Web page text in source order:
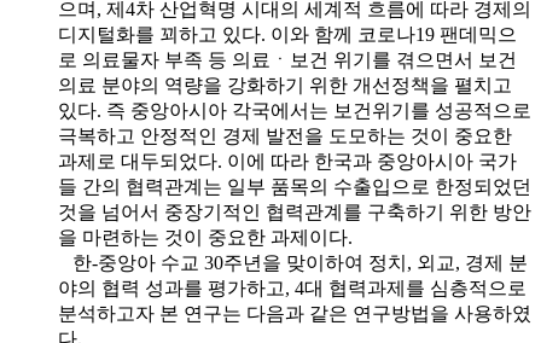
으며, 제4차 산업혁명 시대의 세계적 흐름에 따라 경제의
디지털화를 꾀하고 있다. 이와 함께 코로나19 팬데믹으
로 의료물자 부족 등 의료ㆍ보건 위기를 겪으면서 보건
의료 분야의 역량을 강화하기 위한 개선정책을 펼치고
있다. 즉 중앙아시아 각국에서는 보건위기를 성공적으로
극복하고 안정적인 경제 발전을 도모하는 것이 중요한
과제로 대두되었다. 이에 따라 한국과 중앙아시아 국가
들 간의 협력관계는 일부 품목의 수출입으로 한정되었던
것을 넘어서 중장기적인 협력관계를 구축하기 위한 방안
을 마련하는 것이 중요한 과제이다.
한-중앙아 수교 30주년을 맞이하여 정치, 외교, 경제 분
야의 협력 성과를 평가하고, 4대 협력과제를 심층적으로
분석하고자 본 연구는 다음과 같은 연구방법을 사용하였
다.